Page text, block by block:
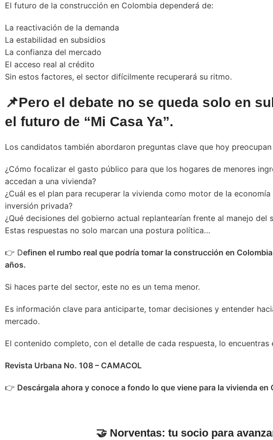
El futuro de la construcción en Colombia dependerá de:
La reactivación de la demanda
La estabilidad en subsidios
La confianza del mercado
El acceso real al crédito
Sin estos factores, el sector difícilmente recuperará su ritmo.
📌Pero el debate no se queda solo en
el futuro de “Mi Casa Ya”.
Los candidatos también abordaron preguntas clave que hoy
¿Cómo focalizar el gasto público para que los hogares de menores
accedan a una vivienda?
¿Cuál es el plan para recuperar la vivienda como motor de la
inversión privada?
¿Qué decisiones del gobierno actual replantearían frente al manejo del
Estas respuestas no solo marcan una postura política…
👉 Definen el rumbo real que podría tomar la construcción en
años.
Si haces parte del sector, este no es un tema menor.
Es información clave para anticiparte, tomar decisiones y entender
mercado.
El contenido completo, con el detalle de cada respuesta, lo encuentras
Revista Urbana No. 108 – CAMACOL
👉 Descárgala ahora y conoce a fondo lo que viene para la vivienda en
🤝 Norventas: tu socio para